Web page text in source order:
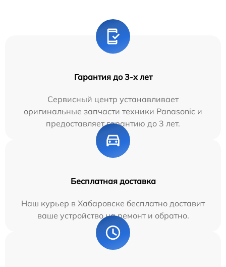
Гарантия до 3-х лет
Сервисный центр устанавливает
оригинальные запчасти техники Panasonic и
предоставляет гарантию до 3 лет.
Бесплатная доставка
Наш курьер в Хабаровске бесплатно доставит
ваше устройство на ремонт и обратно.